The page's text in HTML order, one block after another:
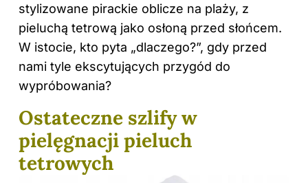
stylizowane pirackie oblicze na plaży, z
pieluchą tetrową jako osłoną przed słońcem.
W istocie, kto pyta „dlaczego?”, gdy przed
nami tyle ekscytujących przygód do
wypróbowania?
Ostateczne szlify w
pielęgnacji pieluch
tetrowych